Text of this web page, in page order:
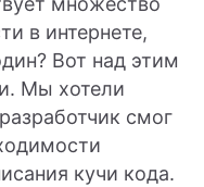
в интернете,
Вот над этим
Мы хотели
смог
кучи кода.